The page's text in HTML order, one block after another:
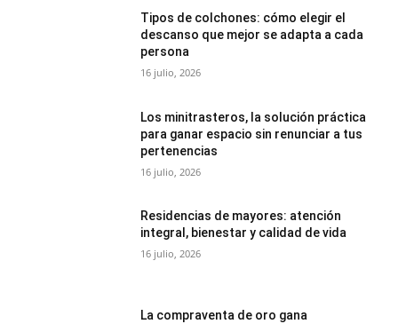
Tipos de colchones: cómo elegir el
descanso que mejor se adapta a cada
persona
16 julio, 2026
Los minitrasteros, la solución práctica
para ganar espacio sin renunciar a tus
pertenencias
16 julio, 2026
Residencias de mayores: atención
integral, bienestar y calidad de vida
16 julio, 2026
La compraventa de oro gana